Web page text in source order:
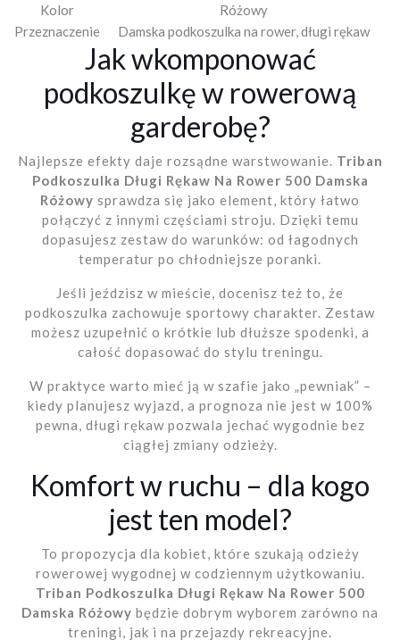
Kolor
Różowy
Przeznaczenie
Damska podkoszulka na rower, długi rękaw
Jak wkomponować
podkoszulkę w rowerową
garderobę?
Najlepsze efekty daje rozsądne warstwowanie. Triban
Podkoszulka Długi Rękaw Na Rower 500 Damska
Różowy sprawdza się jako element, który łatwo
połączyć z innymi częściami stroju. Dzięki temu
dopasujesz zestaw do warunków: od łagodnych
temperatur po chłodniejsze poranki.
Jeśli jeździsz w mieście, docenisz też to, że
podkoszulka zachowuje sportowy charakter. Zestaw
możesz uzupełnić o krótkie lub dłuższe spodenki, a
całość dopasować do stylu treningu.
W praktyce warto mieć ją w szafie jako „pewniak” –
kiedy planujesz wyjazd, a prognoza nie jest w 100%
pewna, długi rękaw pozwala jechać wygodnie bez
ciągłej zmiany odzieży.
Komfort w ruchu – dla kogo
jest ten model?
To propozycja dla kobiet, które szukają odzieży
rowerowej wygodnej w codziennym użytkowaniu.
Triban Podkoszulka Długi Rękaw Na Rower 500
Damska Różowy będzie dobrym wyborem zarówno na
treningi, jak i na przejazdy rekreacyjne.